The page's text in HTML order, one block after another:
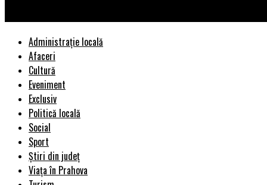
Administrație locală
Afaceri
Cultură
Eveniment
Exclusiv
Politică locală
Social
Sport
Știri din județ
Viața în Prahova